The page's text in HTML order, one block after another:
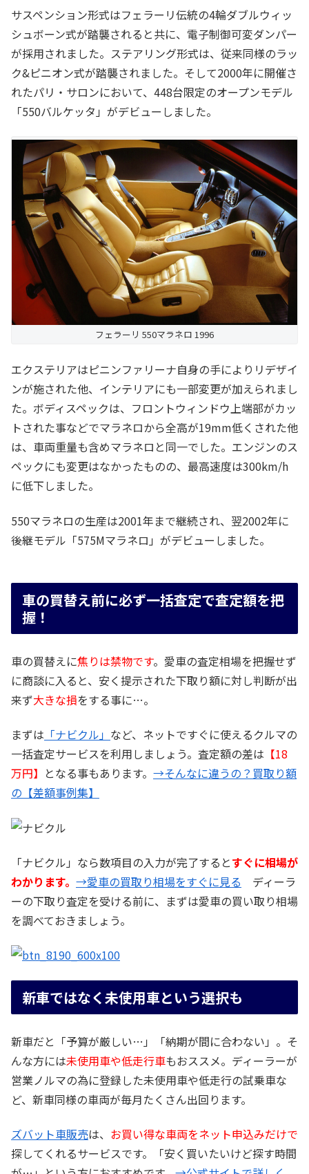
サスペンション形式はフェラーリ伝統の4輪ダブルウィッ
シュボーン式が踏襲されると共に、電子制御可変ダンパー
が採用されました。ステアリング形式は、従来同様のラッ
ク&ピニオン式が踏襲されました。そして2000年に開催さ
れたパリ・サロンにおいて、448台限定のオープンモデル
「550バルケッタ」がデビューしました。
フェラーリ 550マラネロ 1996
エクステリアはピニンファリーナ自身の手によりリデザイ
ンが施された他、インテリアにも一部変更が加えられまし
た。ボディスペックは、フロントウィンドウ上端部がカッ
トされた事などでマラネロから全高が19mm低くされた他
は、車両重量も含めマラネロと同一でした。エンジンのス
ペックにも変更はなかったものの、最高速度は300km/h
に低下しました。
550マラネロの生産は2001年まで継続され、翌2002年に
後継モデル「575Mマラネロ」がデビューしました。
車の買替え前に必ず一括査定で査定額を把
握！
車の買替えに焦りは禁物です。愛車の査定相場を把握せず
に商談に入ると、安く提示された下取り額に対し判断が出
来ず大きな損をする事に…。
まずは 「ナビクル」 など、ネットですぐに使えるクルマの
一括査定サービスを利用しましょう。査定額の差は 【18
万円】 となる事もあります。 →そんなに違うの？買取り額
の【差額事例集】
「ナビクル」なら数項目の入力が完了するとすぐに相場が
わかります。 →愛車の買取り相場をすぐに見る ディーラ
ーの下取り査定を受ける前に、まずは愛車の買い取り相場
を調べておきましょう。
新車ではなく未使用車という選択も
新車だと「予算が厳しい…」「納期が間に合わない」。そ
んな方には未使用車や低走行車もおススメ。ディーラーが
営業ノルマの為に登録した未使用車や低走行の試乗車な
ど、新車同様の車両が毎月たくさん出回ります。
ズバット車販売は、 お買い得な車両をネット申込みだけで
探してくれるサービスです。「安く買いたいけど探す時間